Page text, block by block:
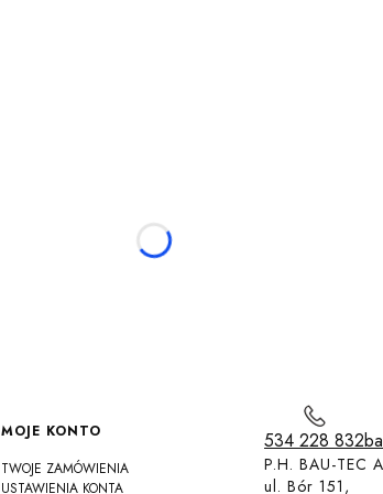
MOJE KONTO
TWOJE ZAMÓWIENIA
USTAWIENIA KONTA
534 228 832
P.H. BAU-TEC
ul. Bór 151,